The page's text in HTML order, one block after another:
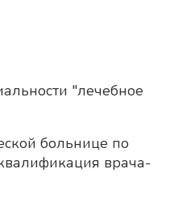
"лечебное
больнице по
врача-